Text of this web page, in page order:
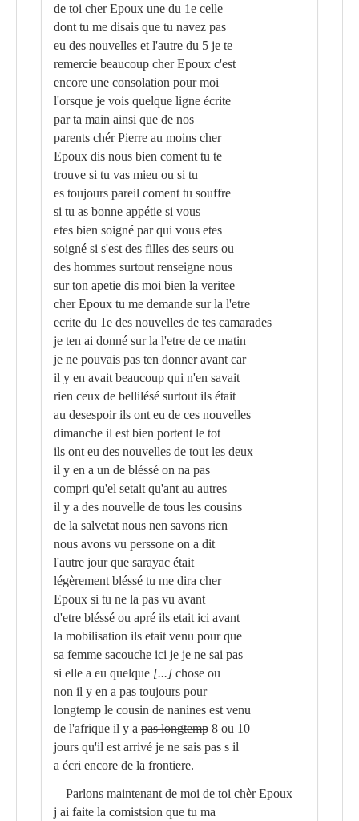
de toi cher Epoux une du 1e celle
dont tu me disais que tu navez pas
eu des nouvelles et l'autre du 5 je te
remercie beaucoup cher Epoux c'est
encore une consolation pour moi
l'orsque je vois quelque ligne écrite
par ta main ainsi que de nos
parents chér Pierre au moins cher
Epoux dis nous bien coment tu te
trouve si tu vas mieu ou si tu
es toujours pareil coment tu souffre
si tu as bonne appétie si vous
etes bien soigné par qui vous etes
soigné si s'est des filles des seurs ou
des hommes surtout renseigne nous
sur ton apetie dis moi bien la veritee
cher Epoux tu me demande sur la l'etre
ecrite du 1e des nouvelles de tes camarades
je ten ai donné sur la l'etre de ce matin
je ne pouvais pas ten donner avant car
il y en avait beaucoup qui n'en savait
rien ceux de bellilésé surtout ils était
au desespoir ils ont eu de ces nouvelles
dimanche il est bien portent le tot
ils ont eu des nouvelles de tout les deux
il y en a un de bléssé on na pas
compri qu'el setait qu'ant au autres
il y a des nouvelle de tous les cousins
de la salvetat nous nen savons rien
nous avons vu perssone on a dit
l'autre jour que sarayac était
légèrement bléssé tu me dira cher
Epoux si tu ne la pas vu avant
d'etre bléssé ou apré ils etait ici avant
la mobilisation ils etait venu pour que
sa femme sacouche ici je je ne sai pas
si elle a eu quelque [...] chose ou
non il y en a pas toujours pour
longtemp le cousin de nanines est venu
de l'afrique il y a pas longtemp 8 ou 10
jours qu'il est arrivé je ne sais pas s il
a écri encore de la frontiere.
Parlons maintenant de moi de toi chèr Epoux
j ai faite la comistsion que tu ma